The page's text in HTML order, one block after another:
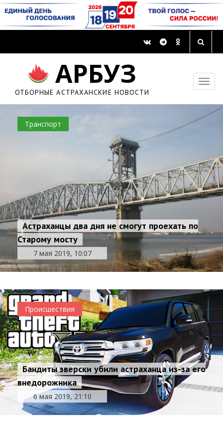
АРБУЗ
ОТБОРНЫЕ АСТРАХАНСКИЕ НОВОСТИ
Транспорт
Астраханцы два дня не смогут проехать по
Старому мосту
7 мая 2019, 10:07
Происшествия
Бандиты зверски убили астраханца из-за его
внедорожника
6 мая 2019, 21:10